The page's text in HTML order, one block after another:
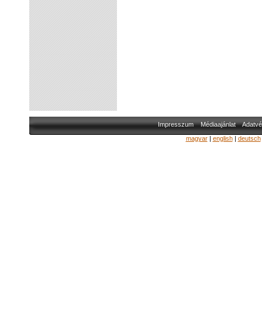
Impresszum Médiaajánlat
magyar| english| deutsch